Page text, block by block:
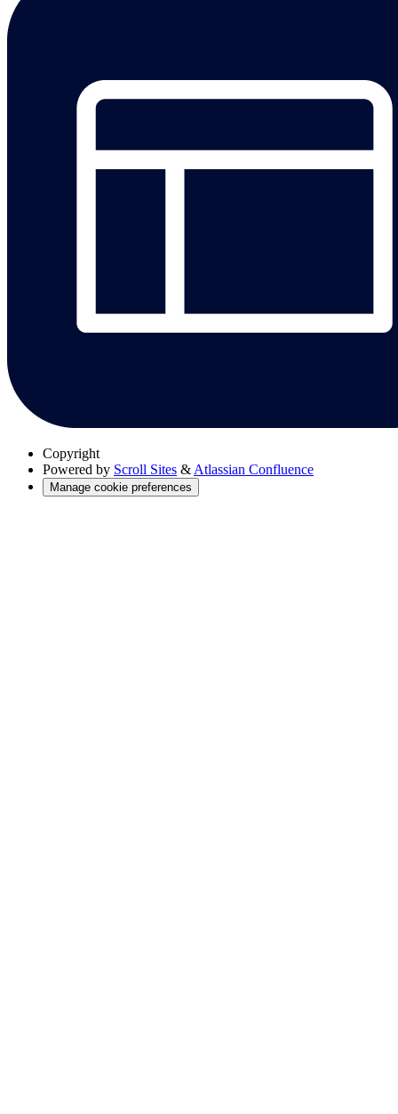
Copyright
Powered by Scroll Sites & Atlassian Confluence
Manage cookie preferences